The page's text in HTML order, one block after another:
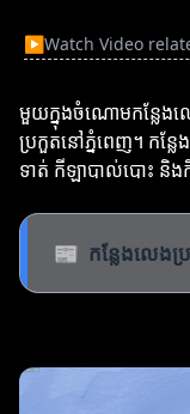
▶Watch Video
មួយក្នុងចំណោមកន្លែង
ប្រកួតនៅភ្នំពេញ។ កន្ល
ទាត់ កីឡាបាល់បោះ និង
📰 កន្លែងលេងប្